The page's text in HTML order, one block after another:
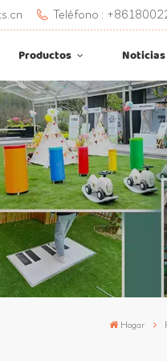
Teléfono :
Productos Noticias
Hogar